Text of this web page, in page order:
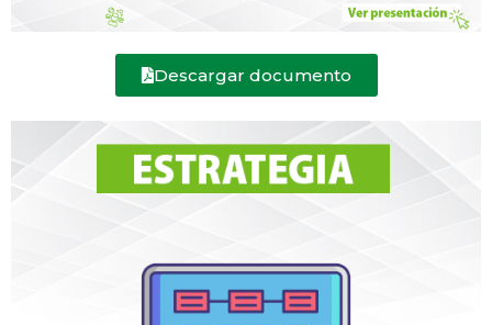
Descargar documento